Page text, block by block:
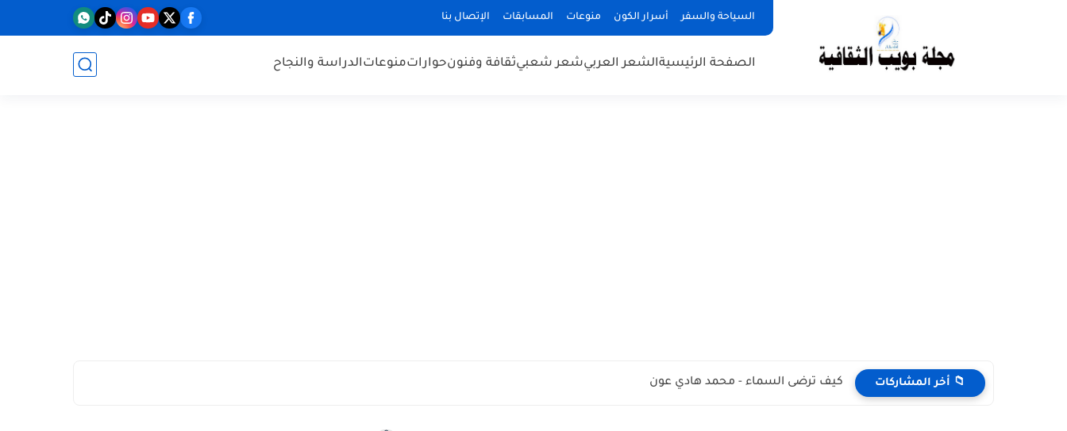
السياحة والسفر أسرار الكون منوعات المسابقات الإتصال بنا
الصفحة الرئيسيةالشعر العربيشعر شعبيثقافة وفنونحواراتمنوعاتالدراسة والنجاح
📁 أخر المشاركات كيف ترضى السماء - محمد هادي عون